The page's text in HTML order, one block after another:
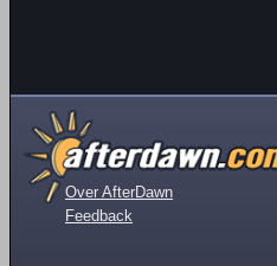
Over AfterDawn
Feedback